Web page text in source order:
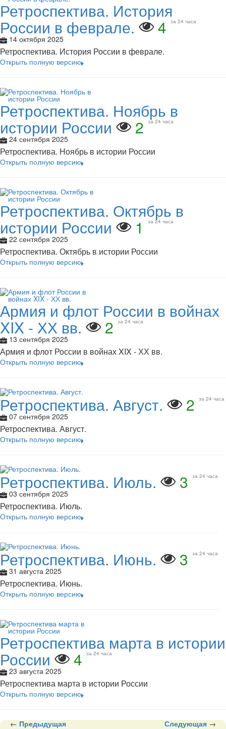
Ретроспектива. История
России в феврале. 4 за 24 часа
14 октября 2025
Ретроспектива. История России в феврале.
Открыть полную версию
Ретроспектива. Ноябрь в
истории России 2 за 24 часа
24 сентября 2025
Ретроспектива. Ноябрь в истории России
Открыть полную версию
Ретроспектива. Октябрь в
истории России 1 за 24 часа
22 сентября 2025
Ретроспектива. Октябрь в истории России
Открыть полную версию
Армия и флот России в войнах
XIX - ХХ вв. 2 за 24 часа
13 сентября 2025
Армия и флот России в войнах XIX - ХХ вв.
Открыть полную версию
Ретроспектива. Август. 2 за 24 часа
07 сентября 2025
Ретроспектива. Август.
Открыть полную версию
Ретроспектива. Июль. 3 за 24 часа
03 сентября 2025
Ретроспектива. Июль.
Открыть полную версию
Ретроспектива. Июнь. 3 за 24 часа
31 августа 2025
Ретроспектива. Июнь.
Открыть полную версию
Ретроспектива марта в истории
России 4 за 24 часа
23 августа 2025
Ретроспектива марта в истории России
Открыть полную версию
← Предыдущая Следующая →